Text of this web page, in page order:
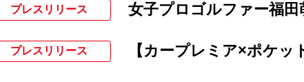
プレスリリース
プレスリリース